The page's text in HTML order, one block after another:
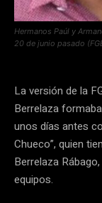
Hermanos Paúl y
20 de junio pasado
La versión de la
Berrelaza
unos días antes
Chueco”, quien
Berrelaza
equipos.